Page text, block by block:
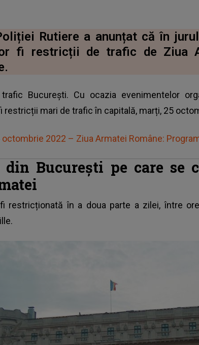
Rutiere a anunțat că în
fi restricții de trafic de Ziua
București. Cu ocazia evenimentelor
restricții mari de trafic în capitală, marți, 25
octombrie 2022 – Ziua Armatei Române:
din București pe care se
restricționată în a doua parte a zilei, între